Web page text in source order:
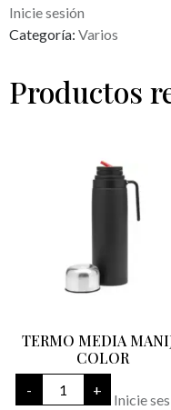
Inicie sesión
Categoría: Varios
Productos
TERMO MEDIA
COLOR
-
TERMO
MEDIA
+
Inicie